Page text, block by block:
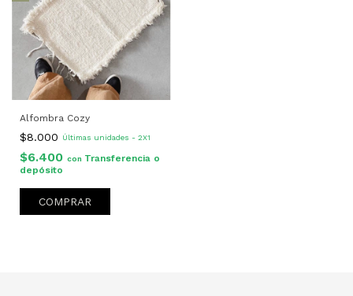
Alfombra Cozy
$8.000 Últimas unidades - 2X1
$6.400 con Transferencia o
depósito
COMPRAR